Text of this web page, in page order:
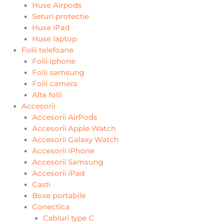
Huse Airpods
Seturi protectie
Huse iPad
Huse laptop
Folii telefoane
Folii iphone
Folii samsung
Folii camera
Alte folii
Accesorii
Accesorii AirPods
Accesorii Apple Watch
Accesorii Galaxy Watch
Accesorii iPhone
Accesorii Samsung
Accesorii iPad
Casti
Boxe portabile
Conectica
Cabluri type C